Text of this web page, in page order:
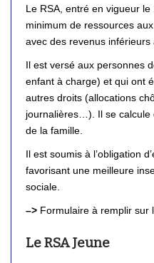
Le RSA, entré en vigueur le
minimum de ressources
avec des revenus inférieurs
Il est versé aux personnes
enfant à charge) et qui ont
autres droits (allocations
journalières…). Il se calcule
de la famille.
Il est soumis à l’obligation
favorisant une meilleure
sociale.
–> Formulaire à remplir sur
Le RSA Jeune